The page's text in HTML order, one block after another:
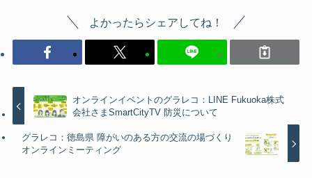
よかったらシェアしてね！
オンラインイベントのグラレコ：LINE Fukuoka株式
会社さまSmartCityTV 防災について
グラレコ：徳島県 障がいのある方の交流の場づくり
オンラインミーティング